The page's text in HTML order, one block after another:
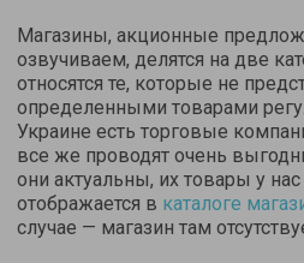
Магазины, акционные
озвучиваем, делятся на две
относятся те, которые не
определенными товарами
Украине есть торговые
все же проводят очень
они актуальны, их товары у
отображается в каталоге
случае — магазин там